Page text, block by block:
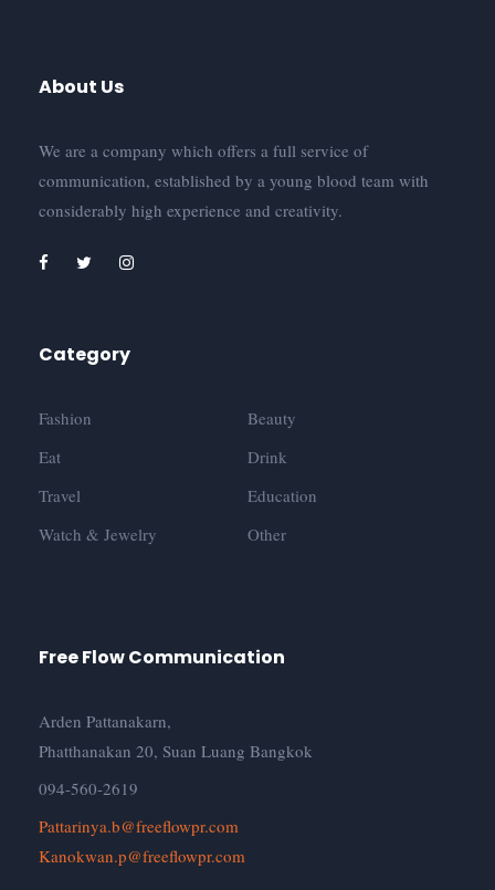
About Us
We are a company which offers a full service of
communication, established by a young blood team with
considerably high experience and creativity.
Category
Fashion
Beauty
Eat
Drink
Travel
Education
Watch & Jewelry
Other
Free Flow Communication
Arden Pattanakarn,
Phatthanakan 20, Suan Luang Bangkok
094-560-2619
Pattarinya.b@freeflowpr.com
Kanokwan.p@freeflowpr.com